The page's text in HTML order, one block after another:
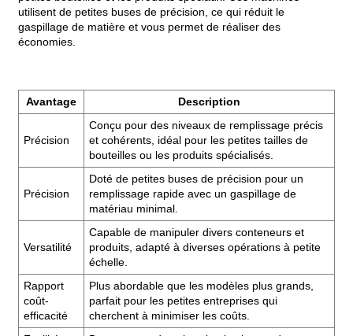
utilisent de petites buses de précision, ce qui réduit le
gaspillage de matière et vous permet de réaliser des
économies.
Avantage Description
Précision
Conçu pour des niveaux de remplissage précis
et cohérents, idéal pour les petites tailles de
bouteilles ou les produits spécialisés.
Précision
Doté de petites buses de précision pour un
remplissage rapide avec un gaspillage de
matériau minimal.
Versatilité
Capable de manipuler divers conteneurs et
produits, adapté à diverses opérations à petite
échelle.
Rapport
coût-
efficacité
Plus abordable que les modèles plus grands,
parfait pour les petites entreprises qui
cherchent à minimiser les coûts.